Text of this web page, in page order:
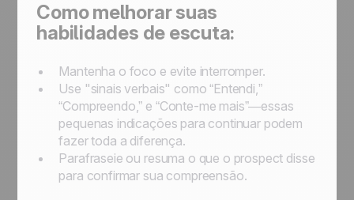
Como melhorar suas
habilidades de escuta:
Mantenha o foco e evite interromper.
Use "sinais verbais" como “Entendi,”
“Compreendo,” e “Conte-me mais”—essas
pequenas indicações para continuar podem
fazer toda a diferença.
Parafraseie ou resuma o que o prospect disse
para confirmar sua compreensão.